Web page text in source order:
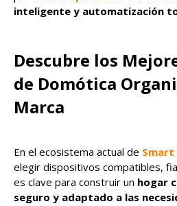
inteligente y automatización
Descubre los
de Domótica
Marca
En el ecosistema actual de Smart
elegir dispositivos compatibles,
es clave para construir un hogar
seguro y adaptado a las